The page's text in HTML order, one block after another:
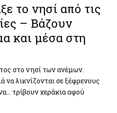
το νησί από τις
– Βάζουν
και μέσα στη
στο νησί των ανέμων.
να λικνίζονται σε ξέφρενους
τρίβουν χεράκια αφού